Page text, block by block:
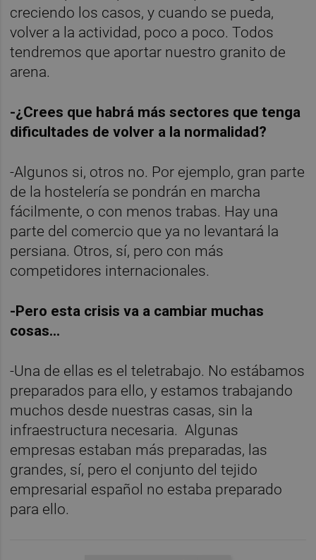
creciendo los casos, y cuando se pueda,
volver a la actividad, poco a poco. Todos
tendremos que aportar nuestro granito de
arena.
-¿Crees que habrá más sectores que tenga
dificultades de volver a la normalidad?
-Algunos si, otros no. Por ejemplo, gran parte
de la hostelería se pondrán en marcha
fácilmente, o con menos trabas. Hay una
parte del comercio que ya no levantará la
persiana. Otros, sí, pero con más
competidores internacionales.
-Pero esta crisis va a cambiar muchas
cosas…
-Una de ellas es el teletrabajo. No estábamos
preparados para ello, y estamos trabajando
muchos desde nuestras casas, sin la
infraestructura necesaria. Algunas
empresas estaban más preparadas, las
grandes, sí, pero el conjunto del tejido
empresarial español no estaba preparado
para ello.